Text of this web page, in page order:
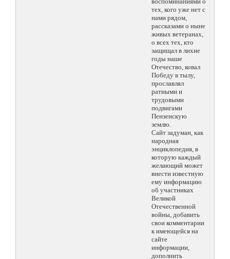
тех, кого уже нет с
нами рядом,
рассказами о ныне
живых ветеранах,
о всех тех, кто
защищал в лихие
годы наше
Отечество, ковал
Победу в тылу,
прославлял
ратными и
трудовыми
подвигами
Пензенскую
землю.
Сайт задуман, как
народная
энциклопедия, в
которую каждый
желающий может
внести известную
ему информацию
об участниках
Великой
Отечественной
войны, добавить
свои комментарии
к имеющейся на
сайте
информации,
дополнить